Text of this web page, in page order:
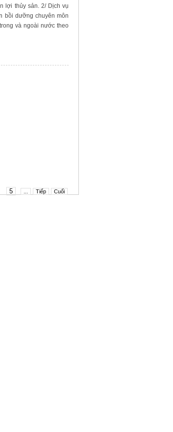
lợi thủy sản. 2/ Dịch vụ
bồi dưỡng chuyên môn
và ngoài nước theo
5 Tiếp Cuối